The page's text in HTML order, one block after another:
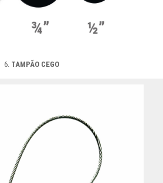
6. TAMPÃO CEGO